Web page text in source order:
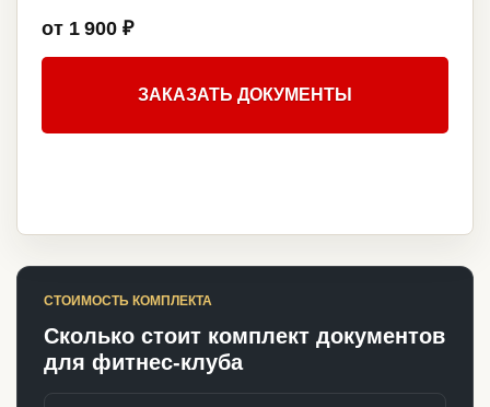
от 1 900 ₽
ЗАКАЗАТЬ ДОКУМЕНТЫ
СТОИМОСТЬ КОМПЛЕКТА
Сколько стоит комплект документов
для фитнес-клуба